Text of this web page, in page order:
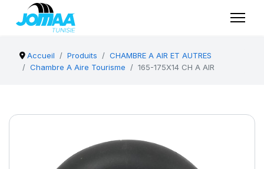
Accueil Produits
CHAMBRE A AIR ET AUTRES
Chambre A Aire Tourisme
165-175X14 CH A AIR